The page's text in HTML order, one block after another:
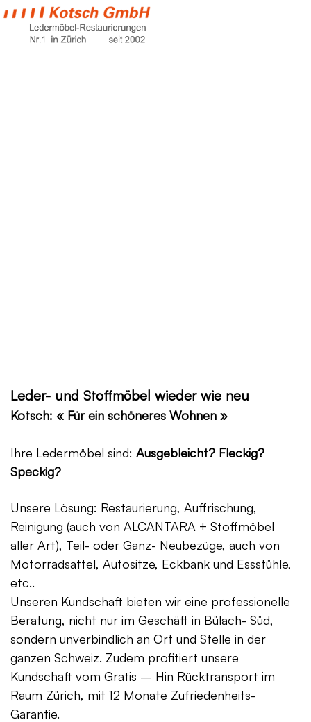
Leder- und Stoffmöbel wieder wie neu
Kotsch: « Für ein schöneres Wohnen »
Ihre Ledermöbel sind: Ausgebleicht? Fleckig?
Speckig?
Unsere Lösung: Restaurierung, Auffrischung,
Reinigung (auch von ALCANTARA + Stoffmöbel
aller Art), Teil- oder Ganz- Neubezüge, auch von
Motorradsattel, Autositze, Eckbank und Essstühle,
etc..
Unseren Kundschaft bieten wir eine professionelle
Beratung, nicht nur im Geschäft in Bülach- Süd,
sondern unverbindlich an Ort und Stelle in der
ganzen Schweiz. Zudem profitiert unsere
Kundschaft vom Gratis – Hin Rücktransport im
Raum Zürich, mit 12 Monate Zufriedenheits-
Garantie.